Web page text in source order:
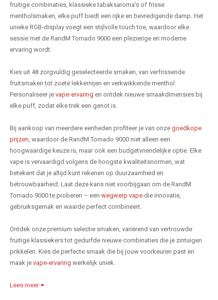
fruitige combinaties, klassieke tabaksaroma's of frisse
mentholsmaken, elke puff biedt een rijke en bevredigende damp. Het
unieke RGB-display voegt een stijlvolle touch toe, waardoor elke
sessie met de RandM Tornado 9000 een plezierige en moderne
ervaring wordt.
Kies uit 48 zorgvuldig geselecteerde smaken, van verfrissende
fruitsmaken tot zoete lekkernijen en verkwikkende menthol.
Personaliseer je vape-ervaring en ontdek nieuwe smaakdimensies bij
elke puff, zodat elke trek een genot is.
Bij aankoop van meerdere eenheden profiteer je van onze goedkope
prijzen , waardoor de RandM Tornado 9000 niet alleen een
hoogwaardige keuze is, maar ook een budgetvriendelijke optie. Elke
vape is vervaardigd volgens de hoogste kwaliteitsnormen, wat
betekent dat je altijd kunt rekenen op duurzaamheid en
betrouwbaarheid. Laat deze kans niet voorbijgaan om de RandM
Tornado 9000 te proberen – een wegwerp vape die innovatie,
gebruiksgemak en waarde perfect combineert.
Ontdek onze premium selectie smaken, variërend van vertrouwde
fruitige klassiekers tot gedurfde nieuwe combinaties die je zintuigen
prikkelen. Kies de perfecte smaak die bij jouw voorkeuren past en
maak je vape-ervaring werkelijk uniek.
Lees meer